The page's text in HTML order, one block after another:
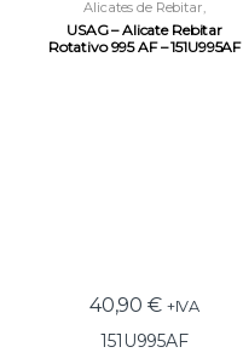
Alicates de Rebitar,
Ferramentas ,Ferramentas de
Fixação
USAG – Alicate Rebitar
Rotativo 995 AF – 151U995AF
40,90 € +IVA
151U995AF